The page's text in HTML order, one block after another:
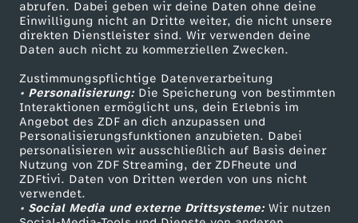
abrufen. Dabei geben wir deine Daten ohne deine
Einwilligung nicht an Dritte weiter, die nicht unsere
direkten Dienstleister sind. Wir verwenden deine
Daten auch nicht zu kommerziellen Zwecken.
Zustimmungspflichtige Datenverarbeitung
• Personalisierung:Die Speicherung von bestimmten
Interaktionen ermöglicht uns, dein Erlebnis im
Angebot des ZDF an dich anzupassen und
Personalisierungsfunktionen anzubieten. Dabei
personalisieren wir ausschließlich auf Basis deiner
Nutzung von ZDF Streaming, der ZDFheute und
ZDFtivi. Daten von Dritten werden von uns nicht
verwendet.
• Social Media und externe Drittsysteme:Wir nutzen
k
e
n
n
s
Smart TV
ZDFtext
Livestreams
Sendungen A-Z
TV-Programm
Kontakt zum ZDF
Tickets
Zuschauerservice
Hilfe
ZDF Unternehmen